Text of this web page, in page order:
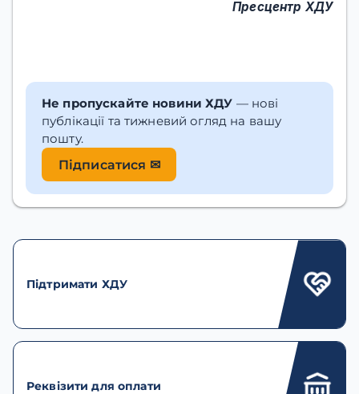
Пресцентр ХДУ
Не пропускайте новини ХДУ — нові
публікації та тижневий огляд на вашу
пошту.
Підписатися ✉
Підтримати ХДУ
Реквізити для оплати